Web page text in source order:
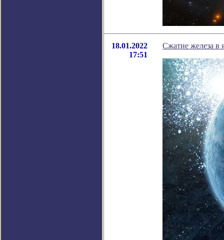
18.01.2022
17:51
Сжатие железа в